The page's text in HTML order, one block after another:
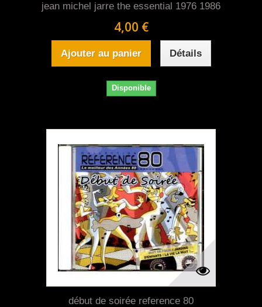
jean michel jarre the essential 1976 1986
4,00 €
Ajouter au panier Détails
Disponible
début de soirée reference 80